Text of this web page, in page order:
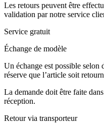
Les retours peuvent être
validation par notre service
Service gratuit
Échange de modèle
Un échange est possible
réserve que l’article soit
La demande doit être faite
réception.
Retour via transporteur